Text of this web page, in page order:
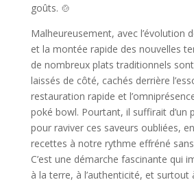
goûts. 🍲
Malheureusement, avec l’évolution
et la montée rapide des nouvelles
de nombreux plats traditionnels sont
laissés de côté, cachés derrière
restauration rapide et
poké bowl. Pourtant, il suffirait d’un
pour raviver ces saveurs oubliées,
recettes à notre rythme effréné
C’est une démarche fascinante qui
à la terre, à l’authenticité, et surtout